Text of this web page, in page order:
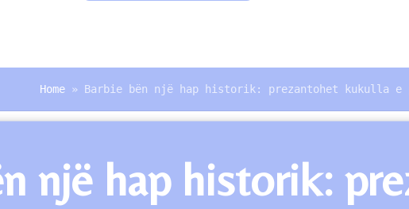
Home » Barbie bën një hap historik: prezantohet kukulla e
një hap historik: